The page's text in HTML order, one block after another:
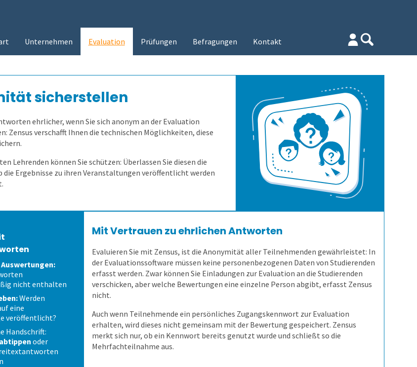
Unternehmen Evaluation Prüfungen Befragungen Kontakt
sicherstellen
ehrlicher, wenn Sie sich anonym an der Evaluation
Zensus verschafft Ihnen die technischen Möglichkeiten, diese
Lehrenden können Sie schützen: Überlassen Sie diesen die
die Ergebnisse zu ihren Veranstaltungen veröffentlicht werden
nicht enthalten
Werden
eine
veröffentlicht?
Handschrift:
oder
Mit Vertrauen zu ehrlichen Antworten
Evaluieren Sie mit Zensus, ist die Anonymität aller Teilnehmenden gewährleistet: In
der Evaluationssoftware müssen keine personenbezogenen Daten von Studierenden
erfasst werden. Zwar können Sie Einladungen zur Evaluation an die Studierenden
verschicken, aber welche Bewertungen eine einzelne Person abgibt, erfasst Zensus
nicht.
Auch wenn Teilnehmende ein persönliches Zugangskennwort zur Evaluation
erhalten, wird dieses nicht gemeinsam mit der Bewertung gespeichert. Zensus
merkt sich nur, ob ein Kennwort bereits genutzt wurde und schließt so die
Mehrfachteilnahme aus.